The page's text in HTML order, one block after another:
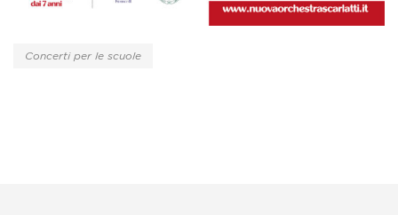
Concerti per le scuole